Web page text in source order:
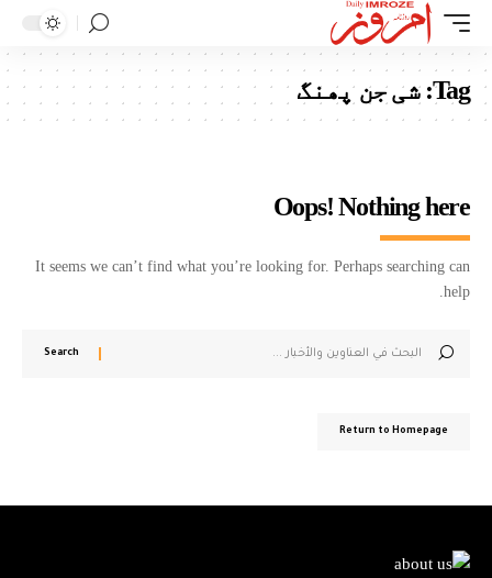
Tag: شی جن پھنگ
Oops! Nothing here
It seems we can’t find what you’re looking for. Perhaps searching can
help.
Return to Homepage